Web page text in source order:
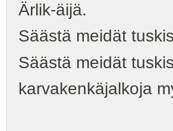
Ärlik-äijä.
Säästä meidät
Säästä meidät
karvakenkäjalkoja